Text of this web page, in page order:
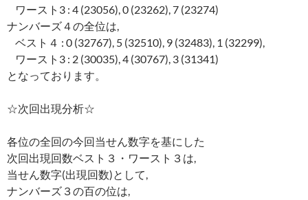
ワースト3 : 4 (23056), 0 (23262), 7 (23274)
ナンバーズ４の全位は,
ベスト４ : 0 (32767), 5 (32510), 9 (32483), 1 (32299),
ワースト3 : 2 (30035), 4 (30767), 3 (31341)
となっております。
☆次回出現分析☆
各位の全回の今回当せん数字を基にした
次回出現回数ベスト３・ワースト３は,
当せん数字(出現回数)として,
ナンバーズ３の百の位は,